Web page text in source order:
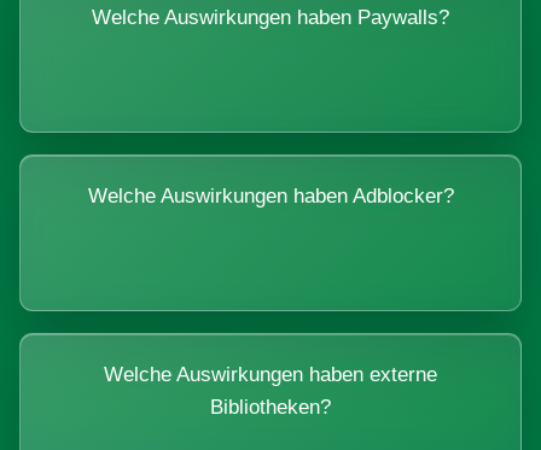
Welche Auswirkungen haben Paywalls?
Welche Auswirkungen haben Adblocker?
Welche Auswirkungen haben externe
Bibliotheken?